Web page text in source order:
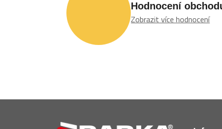
Hodnocení
Zobrazit více hodnocení